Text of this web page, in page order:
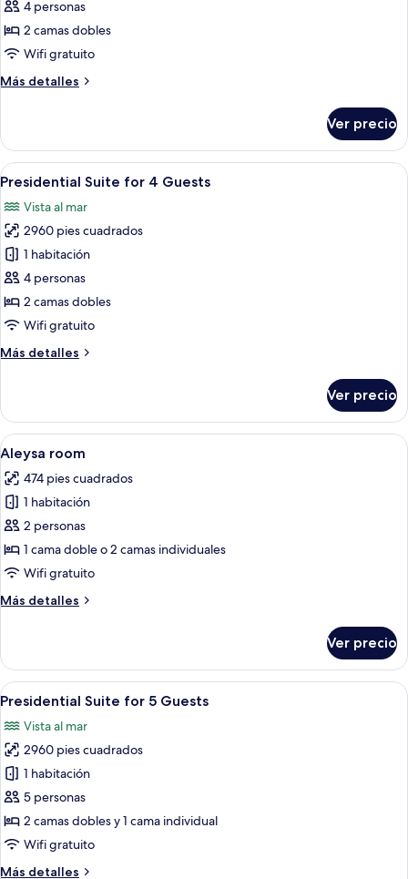
Panoramic
Penthouse
for
Guests
4 personas
2 camas dobles
Wifi gratuito
Más detalles
Más
Penthouse
for
4
Ver precio
Abrir
todas
las
fotos
de
Presidential
Suite
for
Guests
Ropa de cama de alta calidad,
7
Presidential Suite for 4 Guests
Vista al mar
2960 pies cuadrados
1 habitación
4 personas
2 camas dobles
Wifi gratuito
Más detalles
Más
Suite
for
4
Guests
Ver precio
Abrir
todas
las
fotos
de
Aleysa
room
Ropa de cama de alta calidad,
16
Aleysa room
474 pies cuadrados
1 habitación
2 personas
1 cama doble o 2 camas individuales
Wifi gratuito
Más detalles
Más
room
Ver precio
Abrir
todas
las
fotos
de
Presidential
Suite
for
Ropa de cama de alta calidad,
7
Presidential Suite for 5 Guests
Vista al mar
2960 pies cuadrados
1 habitación
5 personas
2 camas dobles y 1 cama individual
Wifi gratuito
Más detalles
Más